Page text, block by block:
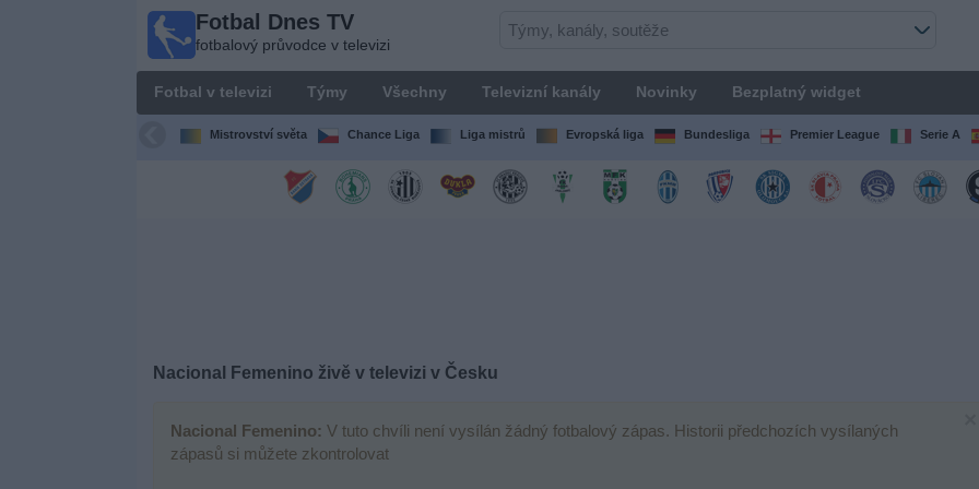
Fotbal Dnes TV
fotbalový průvodce v televizi
Fotbal v televizi Týmy Všechny Televizní kanály Novinky Bezplatný widget
Mistrovství světa Chance Liga Liga mistrů Evropská liga Bundesliga Premier League Serie A
Nacional Femenino živě v televizi v Česku
Nacional Femenino: V tuto chvíli není vysílán žádný fotbalový zápas. Historii předchozích vysílaných
zápasů si můžete zkontrolovat